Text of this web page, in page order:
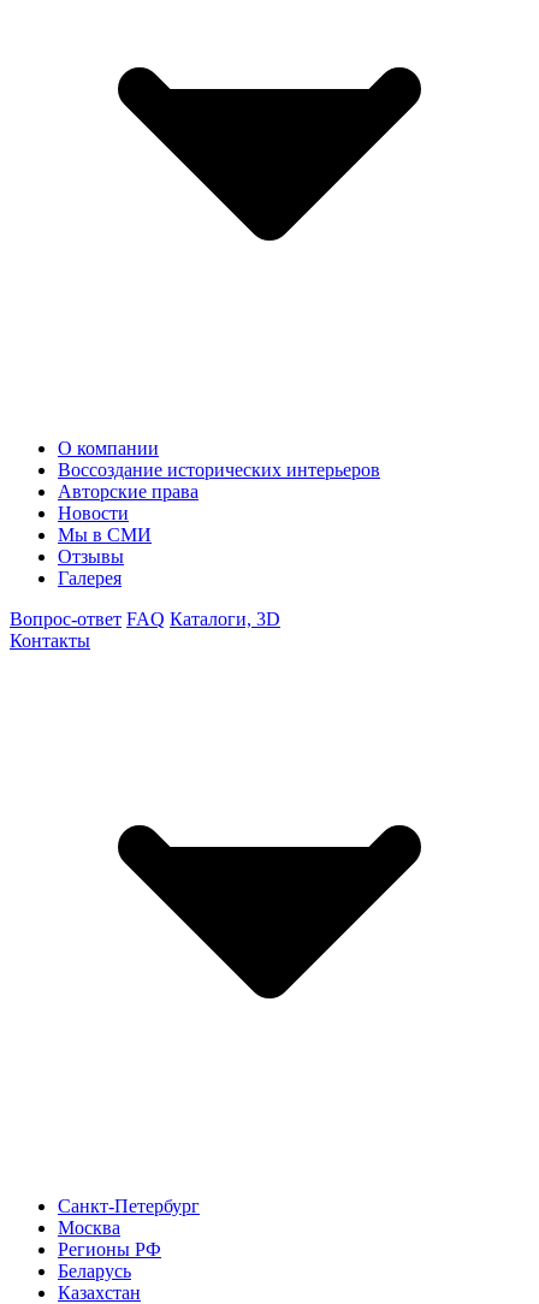
О компании
Воссоздание исторических интерьеров
Авторские права
Новости
Мы в СМИ
Отзывы
Галерея
Вопрос-ответ FAQ Каталоги, 3D
Контакты
Санкт-Петербург
Москва
Регионы РФ
Беларусь
Казахстан